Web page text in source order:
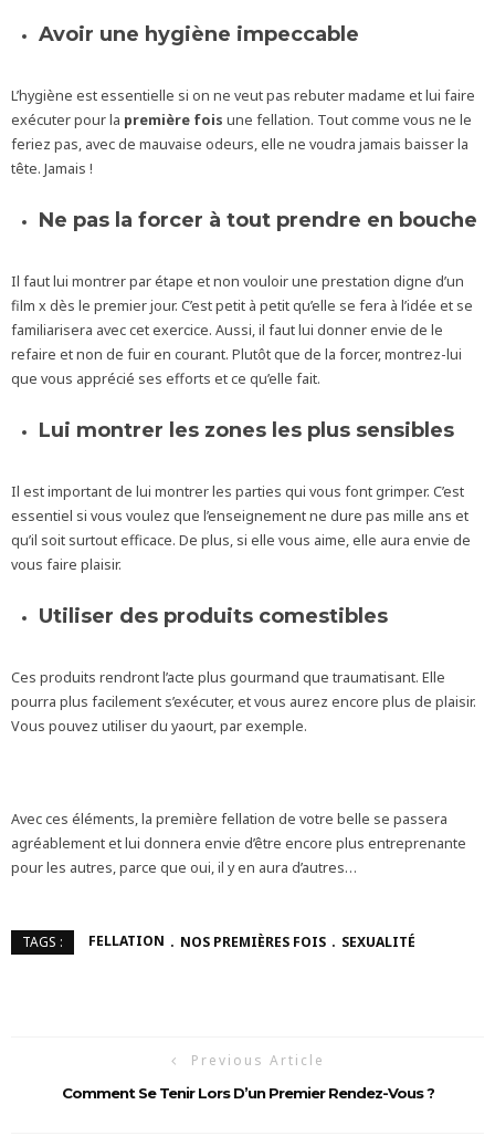
Avoir une hygiène impeccable
L’hygiène est essentielle si on ne veut pas rebuter madame et lui faire
exécuter pour la première fois une fellation. Tout comme vous ne le
feriez pas, avec de mauvaise odeurs, elle ne voudra jamais baisser la
tête. Jamais !
Ne pas la forcer à tout prendre en bouche
Il faut lui montrer par étape et non vouloir une prestation digne d’un
film x dès le premier jour. C’est petit à petit qu’elle se fera à l’idée et se
familiarisera avec cet exercice. Aussi, il faut lui donner envie de le
refaire et non de fuir en courant. Plutôt que de la forcer, montrez-lui
que vous apprécié ses efforts et ce qu’elle fait.
Lui montrer les zones les plus sensibles
Il est important de lui montrer les parties qui vous font grimper. C’est
essentiel si vous voulez que l’enseignement ne dure pas mille ans et
qu’il soit surtout efficace. De plus, si elle vous aime, elle aura envie de
vous faire plaisir.
Utiliser des produits comestibles
Ces produits rendront l’acte plus gourmand que traumatisant. Elle
pourra plus facilement s’exécuter, et vous aurez encore plus de plaisir.
Vous pouvez utiliser du yaourt, par exemple.
Avec ces éléments, la première fellation de votre belle se passera
agréablement et lui donnera envie d’être encore plus entreprenante
pour les autres, parce que oui, il y en aura d’autres…
TAGS : FELLATION NOS PREMIÈRES FOIS SEXUALITÉ
Previous Article
Comment Se Tenir Lors D’un Premier Rendez-Vous ?